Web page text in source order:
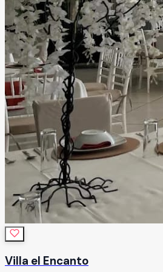
Villa el Encanto